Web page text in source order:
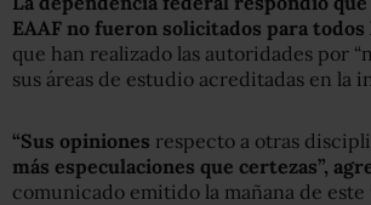
EAAF no fueron solicitados para
que han realizado las autoridades por
sus áreas de estudio acreditadas en la
“Sus opiniones respecto a otras
más especulaciones que certezas”,
comunicado emitido la mañana de este